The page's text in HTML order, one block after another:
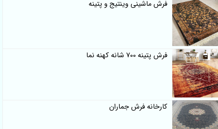
فرش ماشینی وینتیج و پتینه
فرش پتینه 700 شانه کهنه نما
کارخانه فرش جماران